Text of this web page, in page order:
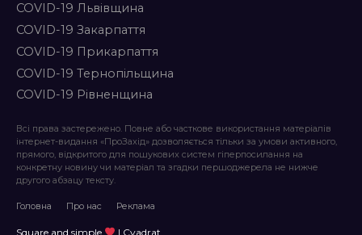
COVID-19 Львівщина
COVID-19 Закарпаття
COVID-19 Прикарпаття
COVID-19 Тернопільщина
COVID-19 Рівненщина
Всі права застережено. Повне або часткове використання матеріалів
інтернет-видання «ПроЗахід» дозволяється тільки за умови активного,
прямого, відкритого для пошукових систем гіперпосилання на
конкретну новину чи матеріал та згадки першоджерела не нижче
другого абзацу тексту.
Головна Про нас Реклама
Square and simple | Cvadrat